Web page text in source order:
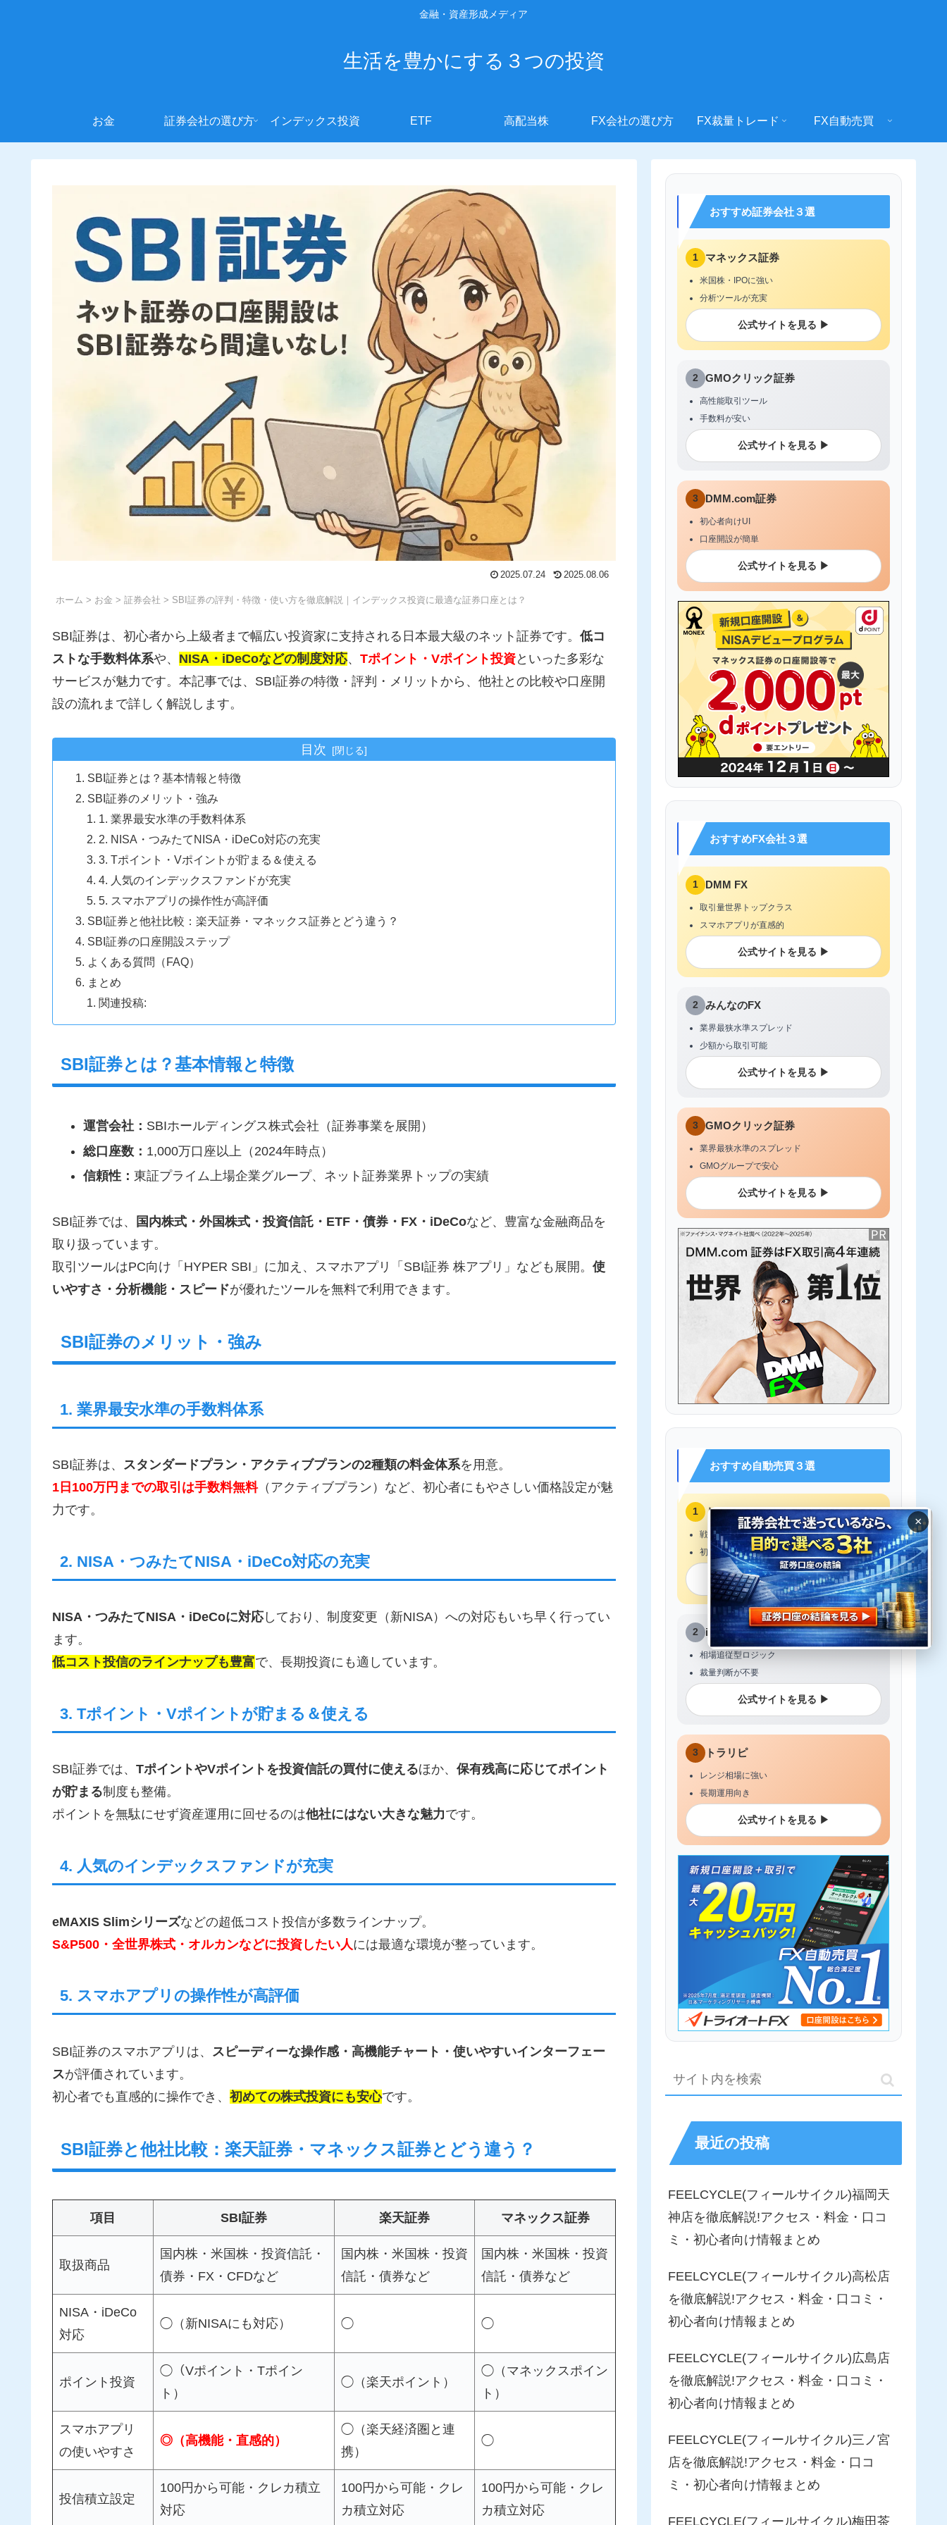
金融・資産形成メディア
生活を豊かにする３つの投資
お金 証券会社の選び方 インデックス投資 ETF 高配当株 FX会社の選び方 FX裁量トレード FX自動売買
2025.07.24 2025.08.06
ホーム > お金 >証券会社 > SBI証券の評判・特徴・使い方を徹底解説｜インデックス投資に最適な証券口座とは？
SBI証券は、初心者から上級者まで幅広い投資家に支持される日本最大級のネット証券です。 低コ
ストな手数料体系や、 NISA・iDeCoなどの制度対応、 Tポイント・Vポイント投資といった多彩な
サービスが魅力です。本記事では、SBI証券の特徴・評判・メリットから、他社との比較や口座開
設の流れまで詳しく解説します。
目次
SBI証券とは？基本情報と特徴
SBI証券のメリット・強み
1. 業界最安水準の手数料体系
2. NISA・つみたてNISA・iDeCo対応の充実
3. Tポイント・Vポイントが貯まる＆使える
4. 人気のインデックスファンドが充実
5. スマホアプリの操作性が高評価
SBI証券と他社比較：楽天証券・マネックス証券とどう違う？
SBI証券の口座開設ステップ
よくある質問（FAQ）
まとめ
関連投稿:
SBI証券とは？基本情報と特徴
運営会社： SBIホールディングス株式会社（証券事業を展開）
総口座数： 1,000万口座以上（2024年時点）
信頼性： 東証プライム上場企業グループ、ネット証券業界トップの実績
SBI証券では、 国内株式・外国株式・投資信託・ETF・債券・FX・iDeCoなど、豊富な金融商品を
取り扱っています。
取引ツールはPC向け「HYPER SBI」に加え、スマホアプリ「SBI証券 株アプリ」なども展開。 使
いやすさ・分析機能・スピードが優れたツールを無料で利用できます。
SBI証券のメリット・強み
1. 業界最安水準の手数料体系
SBI証券は、 スタンダードプラン・アクティブプランの2種類の料金体系を用意。
1日100万円までの取引は手数料無料（アクティブプラン）など、初心者にもやさしい価格設定が魅
力です。
2. NISA・つみたてNISA・iDeCo対応の充実
NISA・つみたてNISA・iDeCoに対応しており、制度変更（新NISA）への対応もいち早く行ってい
ます。
低コスト投信のラインナップも豊富で、長期投資にも適しています。
3. Tポイント・Vポイントが貯まる＆使える
SBI証券では、 TポイントやVポイントを投資信託の買付に使えるほか、 保有残高に応じてポイント
が貯まる制度も整備。
ポイントを無駄にせず資産運用に回せるのは他社にはない大きな魅力です。
4. 人気のインデックスファンドが充実
eMAXIS Slimシリーズなどの超低コスト投信が多数ラインナップ。
S&P500・全世界株式・オルカンなどに投資したい人には最適な環境が整っています。
5. スマホアプリの操作性が高評価
SBI証券のスマホアプリは、 スピーディーな操作感・高機能チャート・使いやすいインターフェー
スが評価されています。
初心者でも直感的に操作でき、 初めての株式投資にも安心です。
SBI証券と他社比較：楽天証券・マネックス証券とどう違う？
項目 SBI証券 楽天証券 マネックス証券
取扱商品
国内株・米国株・投資信託・
債券・FX・CFDなど
国内株・米国株・投資
信託・債券など
国内株・米国株・投資
信託・債券など
NISA・iDeCo
対応
◯（新NISAにも対応） ◯ ◯
ポイント投資
◯（Vポイント・Tポイン
ト）
◯（楽天ポイント）
◯（マネックスポイン
ト）
スマホアプリ
の使いやすさ
◎（高機能・直感的）
◯（楽天経済圏と連
携）
◯
投信積立設定
100円から可能・クレカ積立
対応
100円から可能・クレ
カ積立対応
100円から可能・クレ
カ積立対応
おすすめ証券会社３選
1 マネックス証券
米国株・IPOに強い
分析ツールが充実
公式サイトを見る ▶
2 GMOクリック証券
高性能取引ツール
手数料が安い
公式サイトを見る ▶
3 DMM.com証券
初心者向けUI
口座開設が簡単
公式サイトを見る ▶
おすすめFX会社３選
1 DMM FX
取引量世界トップクラス
スマホアプリが直感的
公式サイトを見る ▶
2 みんなのFX
業界最狭水準スプレッド
少額から取引可能
公式サイトを見る ▶
3 GMOクリック証券
業界最狭水準のスプレッド
GMOグループで安心
公式サイトを見る ▶
おすすめ自動売買３選
1 トライオートFX
戦略選択だけで自動売買
初心者でも始めやすい
公式サイトを見る ▶
2 iサイクル2取引
相場追従型ロジック
裁量判断が不要
公式サイトを見る ▶
3 トラリピ
レンジ相場に強い
長期運用向き
公式サイトを見る ▶
最近の投稿
FEELCYCLE(フィールサイクル)福岡天
神店を徹底解説!アクセス・料金・口コ
ミ・初心者向け情報まとめ
FEELCYCLE(フィールサイクル)高松店
を徹底解説!アクセス・料金・口コミ・
初心者向け情報まとめ
FEELCYCLE(フィールサイクル)広島店
を徹底解説!アクセス・料金・口コミ・
初心者向け情報まとめ
FEELCYCLE(フィールサイクル)三ノ宮
店を徹底解説!アクセス・料金・口コ
ミ・初心者向け情報まとめ
FEELCYCLE(フィールサイクル)梅田茶
×